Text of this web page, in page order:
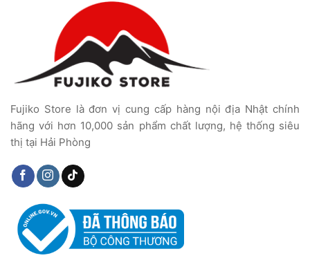
Fujiko Store là đơn vị cung cấp hàng nội địa Nhật chính
hãng với hơn 10,000 sản phẩm chất lượng, hệ thống siêu
thị tại Hải Phòng